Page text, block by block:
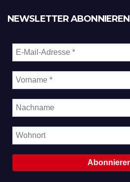
NEWSLETTER ABONNIEREN